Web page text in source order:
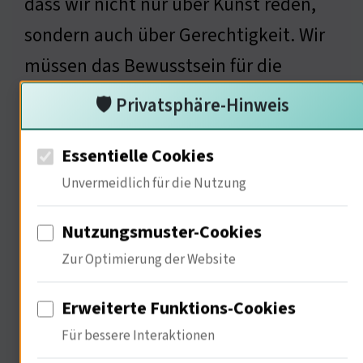
sondern auch über Gerechtigkeit. Wir
müssen das Bewusstsein für die
Geschichte schärfen (…) Kunst kann
als Werkzeug der Aufklärung dienen ;
Wie sieht es mit der sozialen
Gerechtigkeit in diesem Kontext aus?
Soziale Perspektiven auf Kunst
und Raub
🛡️ Privatsphäre-Hinweis
Essentielle Cookies
Unvermeidlich für die Nutzung
Nutzungsmuster-Cookies
Zur Optimierung der Website
Erweiterte Funktions-Cookies
Für bessere Interaktionen